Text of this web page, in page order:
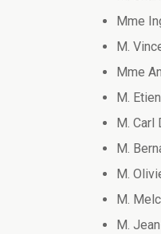
Mme
M.
Mme
M.
M.
M.
M.
M.
M.